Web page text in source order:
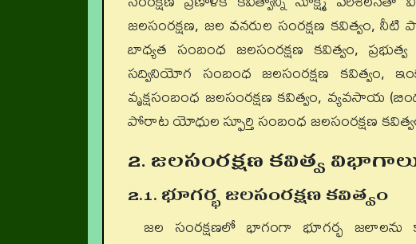
జలసంరక్షణ, జల వనరుల సంరక్షణ కవిత్వం,
బాధ్యత సంబంధ జలసంరక్షణ కవిత్వం,
సద్వినియోగ సంబంధ జలసంరక్షణ కవిత్వం,
వృక్షసంబంధ జలసంరక్షణ కవిత్వం, వ్యవసాయ
పోరాట యోధుల స్ఫూర్తి సంబంధ జలసంరక్షణ
2. జలసంరక్షణ కవిత్వ
2.1. భూగర్భ జలసంరక్షణ కవిత్వం
జల సంరక్షణలో భాగంగా భూగర్భ